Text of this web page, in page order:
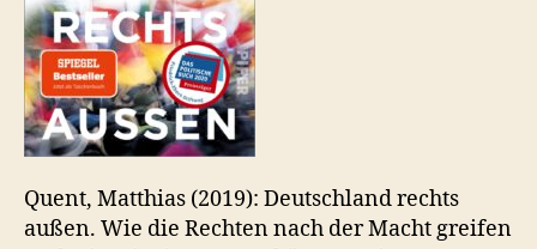
Quent, Matthias (2019): Deutschland rechts
außen. Wie die Rechten nach der Macht greifen